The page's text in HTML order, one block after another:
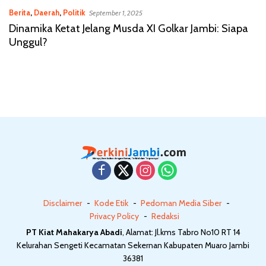
Berita, Daerah, Politik September 1, 2025
Dinamika Ketat Jelang Musda XI Golkar Jambi: Siapa
Unggul?
Disclaimer Kode Etik
Pedoman Media Siber
Privacy Policy
Redaksi
PT Kiat Mahakarya Abadi, Alamat: Jl.kms Tabro No10 RT 14
Kelurahan Sengeti Kecamatan Sekernan Kabupaten Muaro Jambi
36381